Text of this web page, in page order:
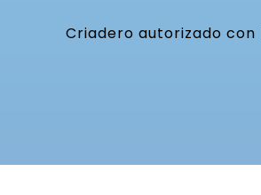
Criadero autorizado con